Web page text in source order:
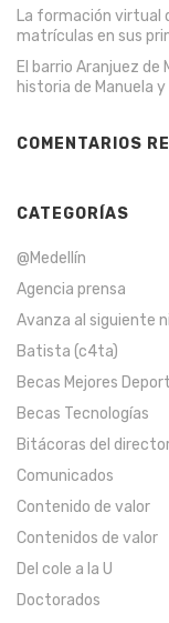
La formación virtual
matrículas en sus
El barrio Aranjuez
historia de Manuela
COMENTARIOS
CATEGORÍAS
@Medellín
Agencia prensa
Avanza al siguiente
Batista (c4ta)
Becas Mejores
Becas Tecnologías
Bitácoras del
Comunicados
Contenido de valor
Contenidos de valor
Del cole a la U
Doctorados